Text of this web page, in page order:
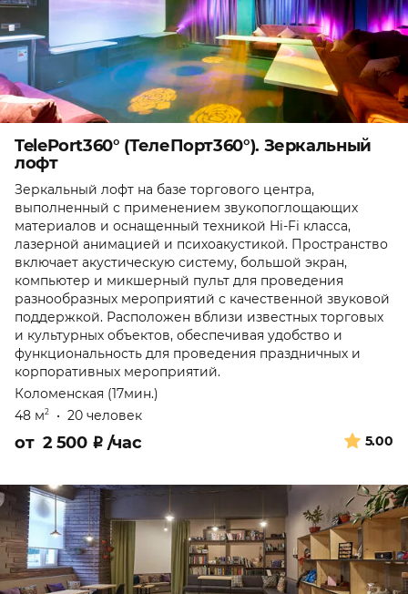
TelePort360° (ТелеПорт360°). Зеркальный
лофт
Зеркальный лофт на базе торгового центра,
выполненный с применением звукопоглощающих
материалов и оснащенный техникой Hi-Fi класса,
лазерной анимацией и психоакустикой. Пространство
включает акустическую систему, большой экран,
компьютер и микшерный пульт для проведения
разнообразных мероприятий с качественной звуковой
поддержкой. Расположен вблизи известных торговых
и культурных объектов, обеспечивая удобство и
функциональность для проведения праздничных и
корпоративных мероприятий.
Коломенская (17мин.)
48 м2 • 20 человек
5.00
от 2 500 ₽ /час